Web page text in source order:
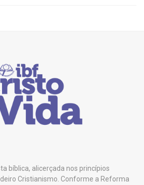
bíblica, alicerçada nos princípios
Cristianismo. Conforme a Reforma